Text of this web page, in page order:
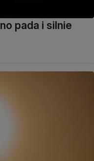
pada i silnie